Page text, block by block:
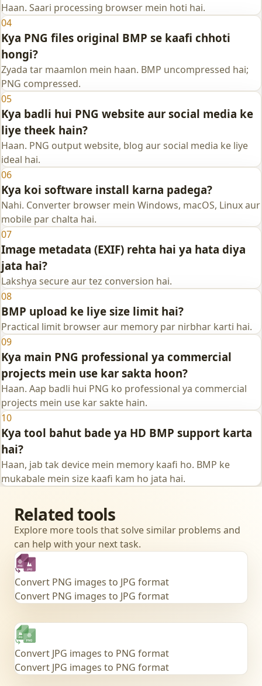
Haan. Saari processing browser mein hoti hai.
04
Kya PNG files original BMP se kaafi chhoti
hongi?
Zyada tar maamlon mein haan. BMP uncompressed hai;
PNG compressed.
05
Kya badli hui PNG website aur social media ke
liye theek hain?
Haan. PNG output website, blog aur social media ke liye
ideal hai.
06
Kya koi software install karna padega?
Nahi. Converter browser mein Windows, macOS, Linux aur
mobile par chalta hai.
07
Image metadata (EXIF) rehta hai ya hata diya
jata hai?
Lakshya secure aur tez conversion hai.
08
BMP upload ke liye size limit hai?
Practical limit browser aur memory par nirbhar karti hai.
09
Kya main PNG professional ya commercial
projects mein use kar sakta hoon?
Haan. Aap badli hui PNG ko professional ya commercial
projects mein use kar sakte hain.
10
Kya tool bahut bade ya HD BMP support karta
hai?
Haan, jab tak device mein memory kaafi ho. BMP ke
mukabale mein size kaafi kam ho jata hai.
Related tools
Explore more tools that solve similar problems and
can help with your next task.
Convert PNG images to JPG format
Convert PNG images to JPG format
Convert JPG images to PNG format
Convert JPG images to PNG format